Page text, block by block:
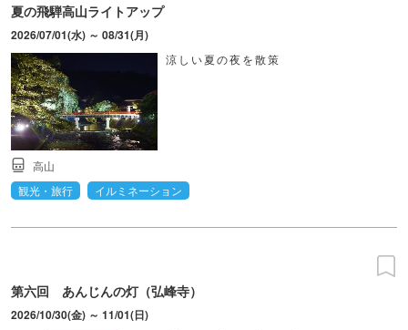
夏の飛騨高山ライトアップ
2026/07/01(水) ～ 08/31(月)
涼しい夏の夜を散策
高山
観光・旅行
イルミネーション
第六回 あんじんの灯（弘峰寺）
2026/10/30(金) ～ 11/01(日)